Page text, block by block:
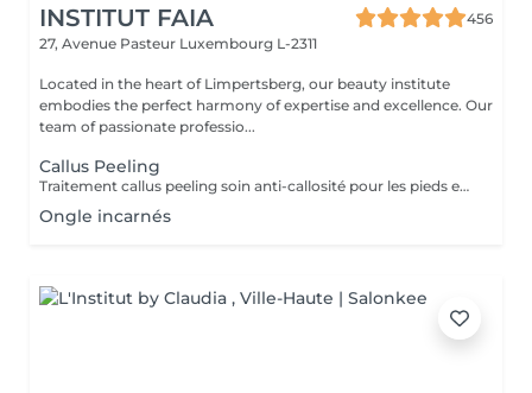
INSTITUT FAIA
456
27, Avenue Pasteur Luxembourg L-2311
Located in the heart of Limpertsberg, our beauty institute
embodies the perfect harmony of expertise and excellence. Our
team of passionate professio...
Callus Peeling
Traitement callus peeling soin anti-callosité pour les pieds en seulement 15 minutes CALLUSPEELING permet d'éliminer facilement, sans lames ni cutters, les callosités et les fissures, donnant aux pieds une incroyable douceur et une sensation infinie de légèreté.
Ongle incarnés